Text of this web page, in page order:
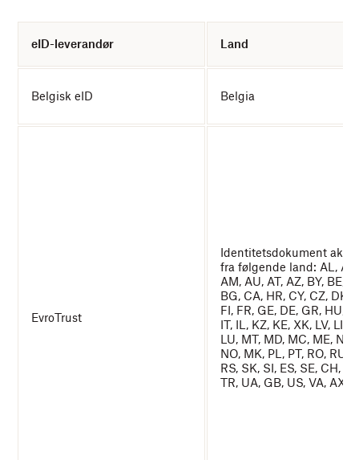
eID-leverandør Land
Belgisk eID Belgia
EvroTrust
Identitetsdokument
fra følgende land: AL, AD,
AM, AU, AT, AZ, BY, BE,
BG, CA, HR, CY, CZ, DK,
FI, FR, GE, DE, GR, HU,
IT, IL, KZ, KE, XK, LV, LI,
LU, MT, MD, MC, ME, NL,
NO, MK, PL, PT, RO, RU,
RS, SK, SI, ES, SE, CH,
TR, UA, GB, US, VA, AX